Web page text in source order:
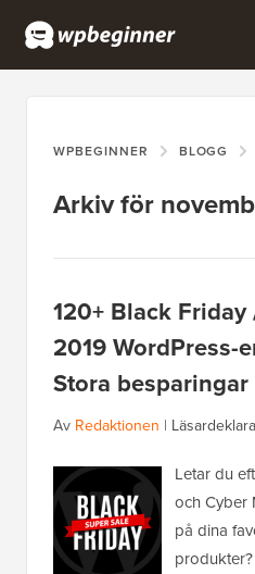
WPBEGINNER BLOGG
Arkiv för
120+ Black
2019 WordPress-
Stora besparingar
Av Redaktionen |
Letar du
och Cyber
på dina